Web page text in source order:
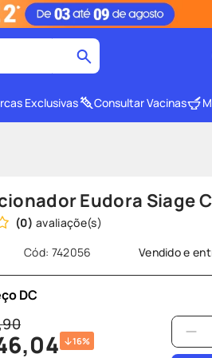
Exclusivas Consultar Vacinas
Eudora Siage
(0)
Cód: 742056 Vendido e
DC
90
,04 16%